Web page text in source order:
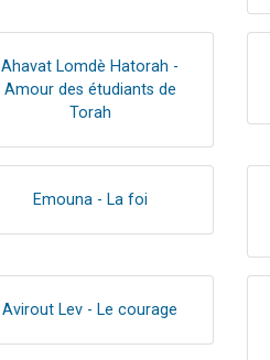
Ahavat Lomdè Hatorah -
Amour des étudiants de
Torah
Emouna - La foi
Avirout Lev - Le courage